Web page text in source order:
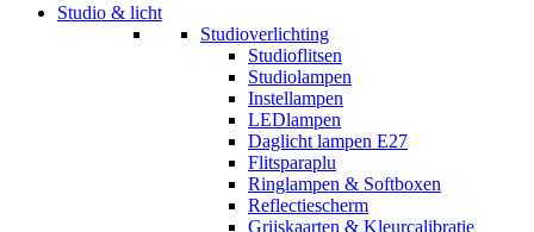
Studio & licht
Studioverlichting
Studioflitsen
Studiolampen
Instellampen
LEDlampen
Daglicht lampen E27
Flitsparaplu
Ringlampen & Softboxen
Reflectiescherm
Grijskaarten & Kleurcalibratie